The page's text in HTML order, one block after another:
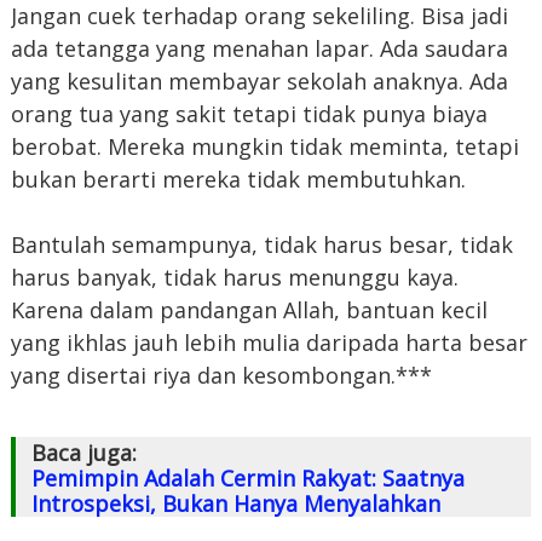
Jangan cuek terhadap orang sekeliling. Bisa jadi
ada tetangga yang menahan lapar. Ada saudara
yang kesulitan membayar sekolah anaknya. Ada
orang tua yang sakit tetapi tidak punya biaya
berobat. Mereka mungkin tidak meminta, tetapi
bukan berarti mereka tidak membutuhkan.
Bantulah semampunya, tidak harus besar, tidak
harus banyak, tidak harus menunggu kaya.
Karena dalam pandangan Allah, bantuan kecil
yang ikhlas jauh lebih mulia daripada harta besar
yang disertai riya dan kesombongan.***
Baca juga:
Pemimpin Adalah Cermin Rakyat: Saatnya
Introspeksi, Bukan Hanya Menyalahkan